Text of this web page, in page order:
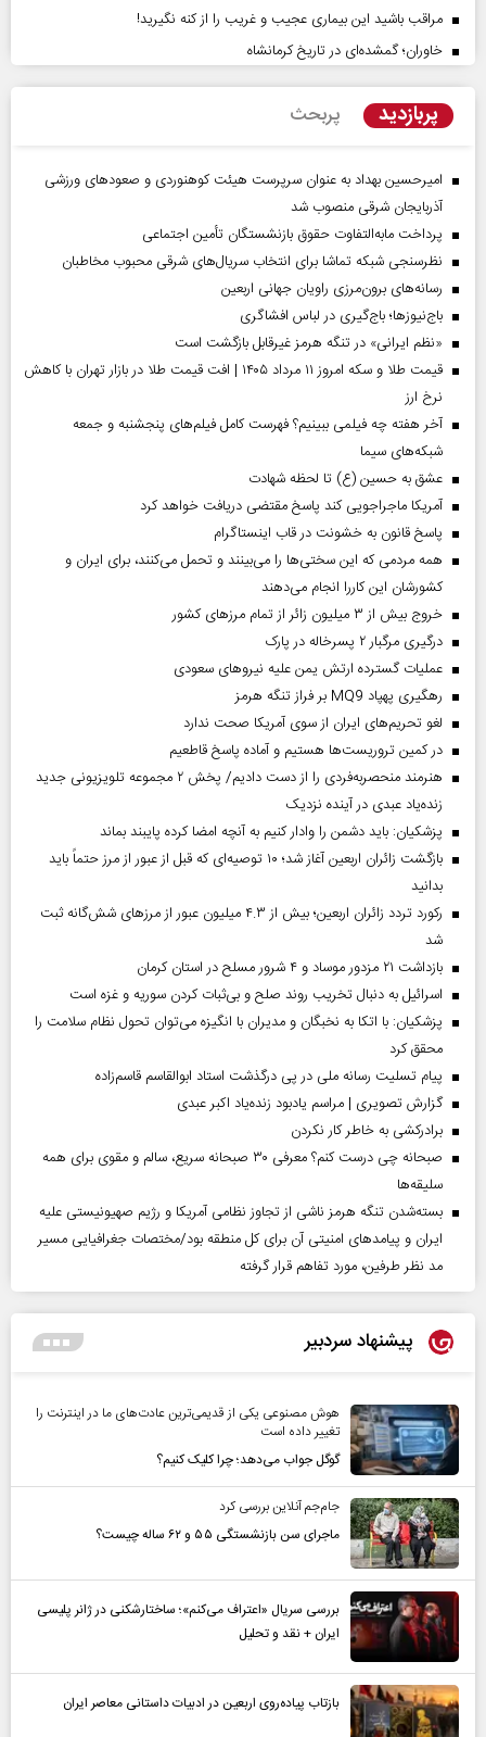
مراقب باشید این بیماری عجیب و غریب را از کنه نگیرید!
خاوران؛ گمشده‌ای در تاریخ کرمانشاه
پربازدید پربحث
امیرحسین بهداد به عنوان سرپرست هیئت کوهنوردی و صعودهای ورزشی
آذربایجان شرقی منصوب شد
پرداخت مابه‌التفاوت حقوق بازنشستگان تأمین اجتماعی
نظرسنجی شبکه تماشا برای انتخاب سریال‌های شرقی محبوب مخاطبان
رسانه‌های برون‌مرزی راویان جهانی اربعین
باج‌نیوزها؛ باج‌گیری در لباس افشاگری
«نظم ایرانی» در تنگه هرمز غیرقابل بازگشت است
قیمت طلا و سکه امروز ۱۱ مرداد ۱۴۰۵ | افت قیمت طلا در بازار تهران با کاهش
نرخ ارز
آخر هفته چه فیلمی ببینیم؟ فهرست کامل فیلم‌های پنجشنبه و جمعه
شبکه‌های سیما
عشق به حسین (ع) تا لحظه شهادت
آمریکا ماجراجویی کند پاسخ مقتضی دریافت خواهد کرد
پاسخ قانون به خشونت در قاب اینستاگرام
همه مردمی که این سختی‌ها را می‌بینند و تحمل می‌کنند، برای ایران و
کشورشان این کاررا انجام می‌دهند
خروج بیش از ۳ میلیون زائر از تمام مرز‌های کشور
درگیری مرگبار ۲ پسرخاله در پارک
عملیات گسترده ارتش یمن علیه نیروهای سعودی
رهگیری پهپاد MQ9 بر فراز تنگه هرمز
لغو تحریم‌های ایران از سوی آمریکا صحت ندارد
در کمین تروریست‌ها هستیم و آماده پاسخ قاطعیم
هنرمند منحصر‌به‌فردی را از دست دادیم/ پخش ۲ مجموعه تلویزیونی جدید
زنده‌یاد عبدی در آینده نزدیک
پزشکیان: باید دشمن را وادار کنیم به آنچه امضا کرده پایبند بماند
بازگشت زائران اربعین آغاز شد؛ ۱۰ توصیه‌ای که قبل از عبور از مرز حتماً باید
بدانید
رکورد تردد زائران اربعین؛ بیش از ۴.۳ میلیون عبور از مرزهای شش‌گانه ثبت
شد
بازداشت ۲۱ مزدور موساد و ۴ شرور مسلح در استان کرمان
اسرائیل به دنبال تخریب روند صلح و بی‌ثبات کردن سوریه و غزه است
پزشکیان: با اتکا به نخبگان و مدیران با انگیزه می‌توان تحول نظام سلامت را
محقق کرد
پیام تسلیت رسانه ملی در پی درگذشت استاد ابوالقاسم قاسم‌زاده
گزارش تصویری | مراسم یادبود زنده‌یاد اکبر عبدی
برادرکشی به خاطر کار نکردن
صبحانه چی درست کنم؟ معرفی ۳۰ صبحانه سریع، سالم و مقوی برای همه
سلیقه‌ها
بسته‌شدن تنگه هرمز ناشی از تجاوز نظامی آمریکا و رژیم صهیونیستی علیه
ایران و پیامد‌های امنیتی آن برای کل منطقه بود/مختصات جغرافیایی مسیر
مد نظر طرفین، مورد تفاهم قرار گرفته
پیشنهاد سردبیر
هوش مصنوعی یکی از قدیمی‌ترین عادت‌های ما در اینترنت را
تغییر داده است
گوگل جواب می‌دهد؛ چرا کلیک کنیم؟
جام‌جم آنلاین بررسی کرد
ماجرای سن بازنشستگی ۵۵ و ۶۲ ساله چیست؟
بررسی سریال «اعتراف می‌کنم»؛ ساختارشکنی در ژانر پلیسی
ایران + نقد و تحلیل
بازتاب پیاده‌روی اربعین در ادبیات داستانی معاصر ایران